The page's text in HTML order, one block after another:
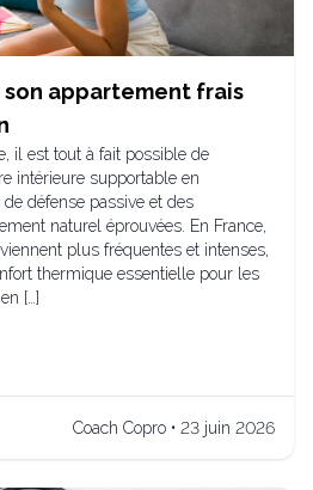
son appartement frais
il est tout à fait possible de
intérieure supportable en
défense passive et des
naturel éprouvées. En France,
plus fréquentes et intenses,
thermique essentielle pour les
[…]
Coach Copro • 23 juin 2026